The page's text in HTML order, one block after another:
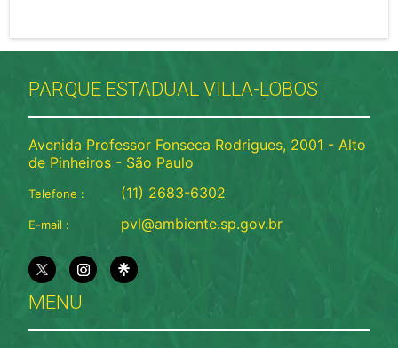
PARQUE ESTADUAL VILLA-LOBOS
Avenida Professor Fonseca Rodrigues, 2001 - Alto
de Pinheiros - São Paulo
Telefone : (11) 2683-6302
E-mail : pvl@ambiente.sp.gov.br
MENU